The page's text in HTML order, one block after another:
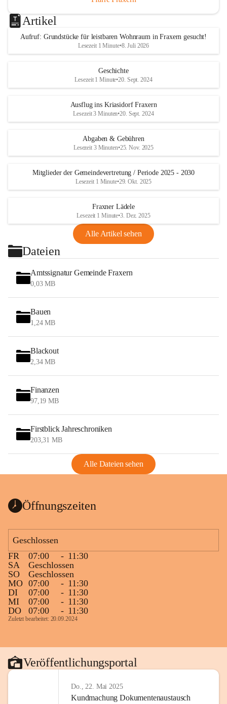
Artikel
Aufruf: Grundstücke für leistbaren Wohnraum in Fraxern gesucht!
Lesezeit 1 Minute•8. Juli 2026
Geschichte
Lesezeit 1 Minute•20. Sept. 2024
Ausflug ins Kriasidorf Fraxern
Lesezeit 3 Minuten•20. Sept. 2024
Abgaben & Gebühren
Lesezeit 3 Minuten•25. Nov. 2025
Mitglieder der Gemeindevertretung / Periode 2025 - 2030
Lesezeit 1 Minute•29. Okt. 2025
Fraxner Lädele
Lesezeit 1 Minute•3. Dez. 2025
Alle Artikel sehen
Dateien
Amtssignatur Gemeinde Fraxern
0,03 MB
Bauen
1,24 MB
Blackout
2,34 MB
Finanzen
97,19 MB
Firstblick Jahreschroniken
203,31 MB
Alle Dateien sehen
Öffnungszeiten
Geschlossen
FR
07:00 - 11:30
SA
Geschlossen
SO
Geschlossen
MO 07:00 - 11:30
DI
07:00 - 11:30
MI
07:00 - 11:30
DO
07:00 - 11:30
Zuletzt bearbeitet: 20.09.2024
Veröffentlichungsportal
Do., 22. Mai 2025
Kundmachung Dokumentenaustausch